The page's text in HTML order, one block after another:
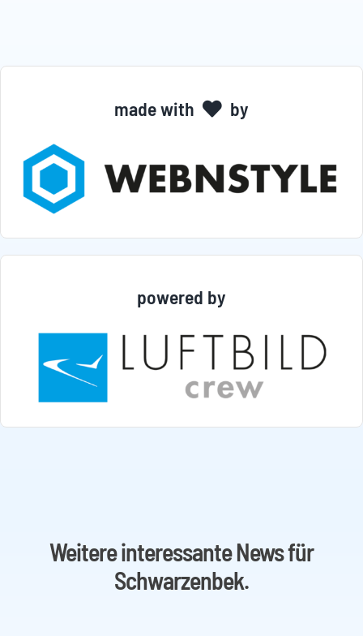
made with by
powered by
Weitere interessante News für
Schwarzenbek.